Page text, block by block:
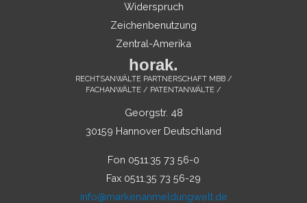
Widerspruch
Zeichenbenutzung
Zentral-Amerika
horak.
RECHTSANWÄLTE PARTNERSCHAFT MBB /
FACHANWÄLTE / PATENTANWÄLTE /
Georgstr. 48
30159 Hannover Deutschland
Fon 0511.35 73 56-0
Fax 0511.35 73 56-29
info@markenanmeldungwelt.de